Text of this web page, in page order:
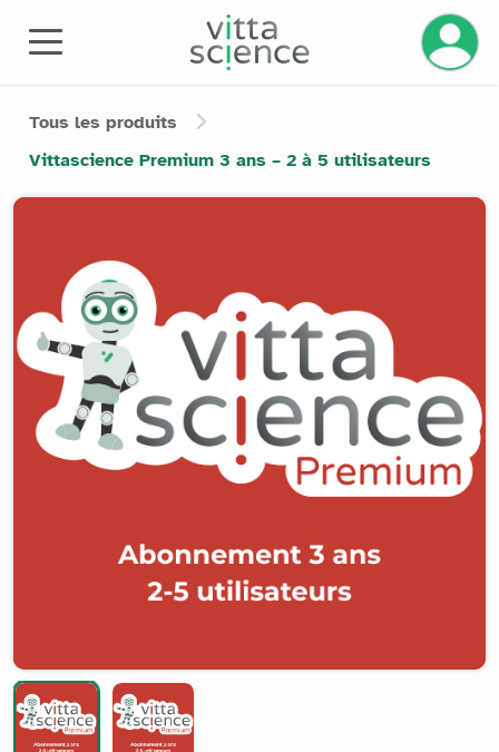
Gérez
Tous les produits
Vittascience Premium 3 ans – 2 à 5 utilisateurs
Product image slider